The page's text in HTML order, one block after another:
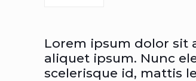
Lorem ipsum dolor sit
aliquet ipsum. Nunc
scelerisque id, mattis